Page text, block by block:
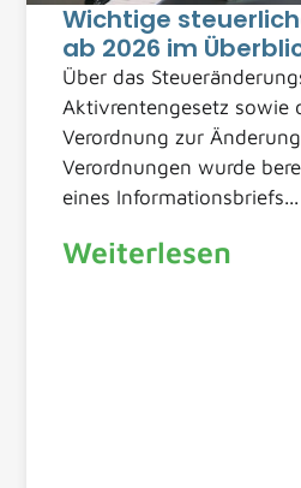
Wichtige
ab 2026 im
Über das
Aktivrentengesetz sowie
Verordnung zur
Verordnungen wurde
eines Informationsbriefs...
Weiterlesen